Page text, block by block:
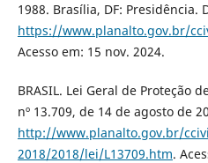
1988. Brasília, DF: Presidência.
https://www.planalto.gov.br/
Acesso em: 15 nov. 2024.
BRASIL. Lei Geral de Proteção
nº 13.709, de 14 de agosto de
http://www.planalto.gov.br/
2018/2018/lei/L13709.htm.